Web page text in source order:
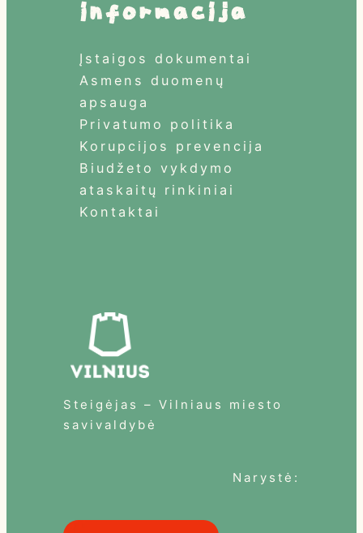
informacija
Įstaigos dokumentai
Asmens duomenų
apsauga
Privatumo politika
Korupcijos prevencija
Biudžeto vykdymo
ataskaitų rinkiniai
Kontaktai
Steigėjas – Vilniaus miesto
savivaldybė
Narystė: